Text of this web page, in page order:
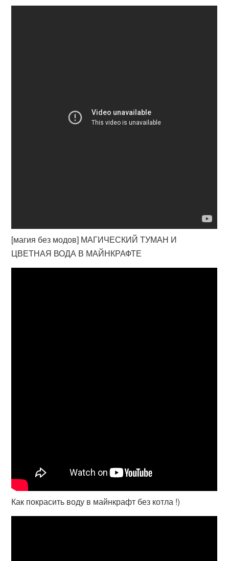
[магия без модов] МАГИЧЕСКИЙ ТУМАН И
ЦВЕТНАЯ ВОДА В МАЙНКРАФТЕ
Как покрасить воду в майнкрафт без котла !)